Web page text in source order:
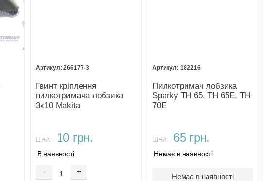
266177-3
Гвинт кріплення
пилкотримача лобзика
3х10 Makita
ЦІНА: 10 грн.
В наявності
- +
182216
Пилкотримач лобзика
Sparky TH 65, TH 65E, TH
70E
ЦІНА: 65 грн.
Немає в наявності
Немає в наявності